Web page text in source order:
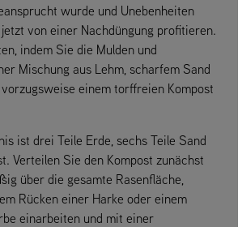
wurde und Unebenheiten
von einer Nachdüngung profitieren.
indem Sie die Mulden und
Mischung aus Lehm, scharfem Sand
einem torffreien Kompost
ist drei Teile Erde, sechs Teile Sand
Verteilen Sie den Kompost zunächst
über die gesamte Rasenfläche,
Rücken einer Harke oder einem
einarbeiten und mit einer